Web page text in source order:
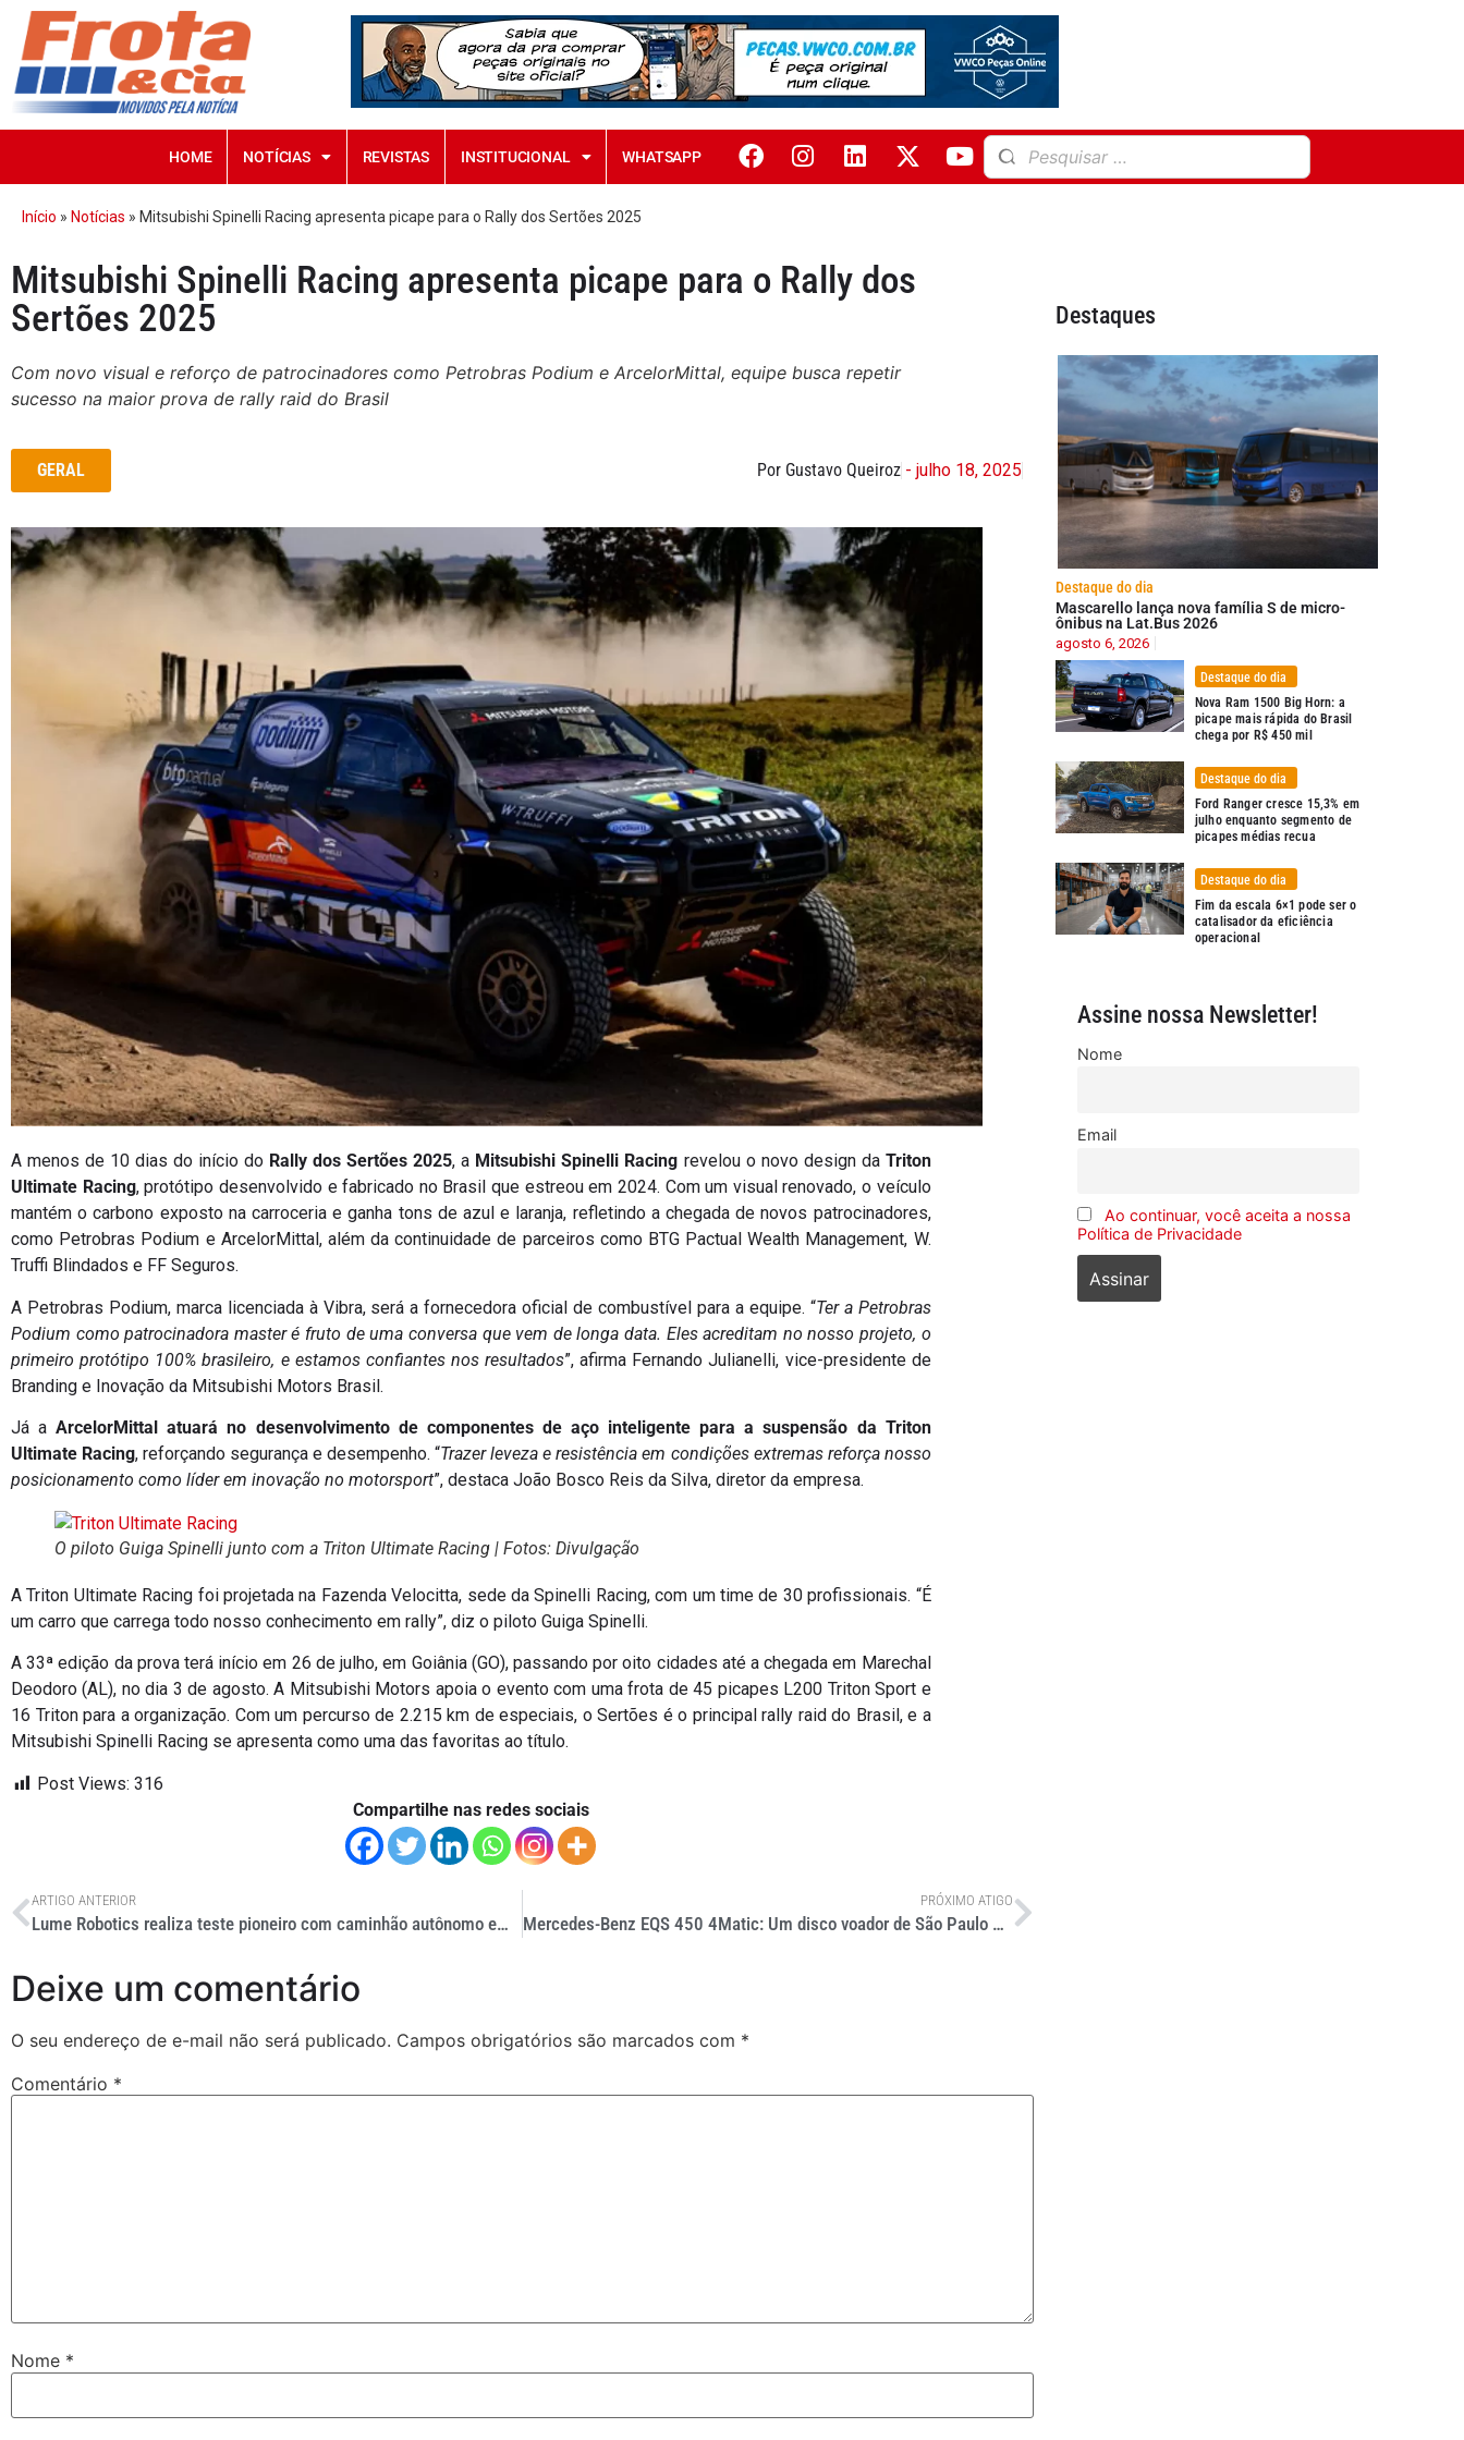
HOME NOTÍCIAS REVISTAS INSTITUCIONAL WHATSAPP
Início » Notícias » Mitsubishi Spinelli Racing apresenta picape para o Rally dos Sertões 2025
Mitsubishi Spinelli Racing apresenta picape para o Rally dos
Sertões 2025
Com novo visual e reforço de patrocinadores como Petrobras Podium e ArcelorMittal, equipe busca repetir
sucesso na maior prova de rally raid do Brasil
GERAL Por Gustavo Queiroz - julho 18, 2025
A menos de 10 dias do início do Rally dos Sertões 2025, a Mitsubishi Spinelli Racing revelou o novo design da Triton
Ultimate Racing, protótipo desenvolvido e fabricado no Brasil que estreou em 2024. Com um visual renovado, o veículo
mantém o carbono exposto na carroceria e ganha tons de azul e laranja, refletindo a chegada de novos patrocinadores,
como Petrobras Podium e ArcelorMittal, além da continuidade de parceiros como BTG Pactual Wealth Management, W.
Truffi Blindados e FF Seguros.
A Petrobras Podium, marca licenciada à Vibra, será a fornecedora oficial de combustível para a equipe. “Ter a Petrobras
Podium como patrocinadora master é fruto de uma conversa que vem de longa data. Eles acreditam no nosso projeto, o
primeiro protótipo 100% brasileiro, e estamos confiantes nos resultados”, afirma Fernando Julianelli, vice-presidente de
Branding e Inovação da Mitsubishi Motors Brasil.
Já aArcelorMittal atuará no desenvolvimento de componentes de aço inteligente para a suspensão da Triton
Ultimate Racing, reforçando segurança e desempenho. “Trazer leveza e resistência em condições extremas reforça nosso
posicionamento como líder em inovação no motorsport”, destaca João Bosco Reis da Silva, diretor da empresa.
O piloto Guiga Spinelli junto com a Triton Ultimate Racing | Fotos: Divulgação
A Triton Ultimate Racing foi projetada na Fazenda Velocitta, sede da Spinelli Racing, com um time de 30 profissionais. “É
um carro que carrega todo nosso conhecimento em rally”, diz o piloto Guiga Spinelli.
A 33ª edição da prova terá início em 26 de julho, em Goiânia (GO), passando por oito cidades até a chegada em Marechal
Deodoro (AL), no dia 3 de agosto. A Mitsubishi Motors apoia o evento com uma frota de 45 picapes L200 Triton Sport e
16 Triton para a organização. Com um percurso de 2.215 km de especiais, o Sertões é o principal rally raid do Brasil, e a
Mitsubishi Spinelli Racing se apresenta como uma das favoritas ao título.
Post Views: 316
Compartilhe nas redes sociais
ARTIGO ANTERIOR
Lume Robotics realiza teste pioneiro com caminhão autônomo em siderúrgica
PRÓXIMO ATIGO
Mercedes-Benz EQS 450 4Matic: Um disco voador de São Paulo a Olímpia
Deixe um comentário
O seu endereço de e-mail não será publicado. Campos obrigatórios são marcados com *
Comentário *
Nome *
Destaques
Destaque do dia
Mascarello lança nova família S de micro-
ônibus na Lat.Bus 2026
agosto 6, 2026
Destaque do dia
Nova Ram 1500 Big Horn: a
picape mais rápida do Brasil
chega por R$ 450 mil
Destaque do dia
Ford Ranger cresce 15,3% em
julho enquanto segmento de
picapes médias recua
Destaque do dia
Fim da escala 6×1 pode ser o
catalisador da eficiência
operacional
Assine nossa Newsletter!
Nome
Email
Ao continuar, você aceita a nossa
Política de Privacidade